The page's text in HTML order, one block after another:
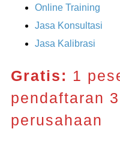
Online Training
Jasa Konsultasi
Jasa Kalibrasi
Gratis: 1
pendaftaran
perusahaan